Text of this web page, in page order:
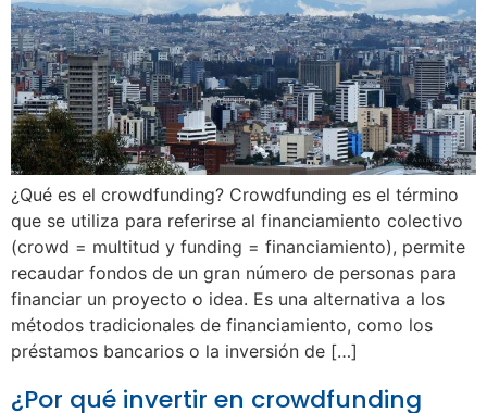
¿Qué es el crowdfunding? Crowdfunding es el término
que se utiliza para referirse al financiamiento colectivo
(crowd = multitud y funding = financiamiento), permite
recaudar fondos de un gran número de personas para
financiar un proyecto o idea. Es una alternativa a los
métodos tradicionales de financiamiento, como los
préstamos bancarios o la inversión de […]
¿Por qué invertir en crowdfunding